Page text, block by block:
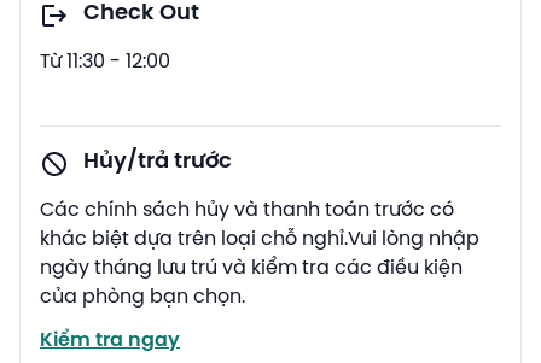
Check Out
Từ 11:30 - 12:00
Hủy/trả trước
Các chính sách hủy và thanh toán trước có
khác biệt dựa trên loại chỗ nghỉ.Vui lòng nhập
ngày tháng lưu trú và kiểm tra các điều kiện
của phòng bạn chọn.
Kiểm tra ngay